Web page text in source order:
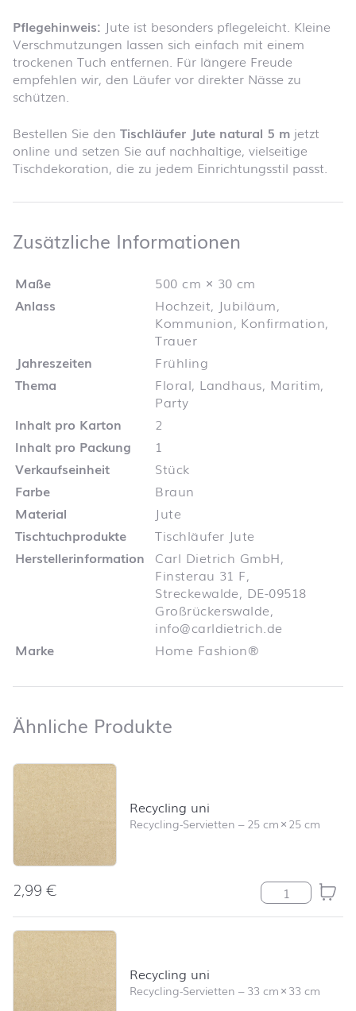
Pflegehinweis: Jute ist besonders pflegeleicht. Kleine
Verschmutzungen lassen sich einfach mit einem
trockenen Tuch entfernen. Für längere Freude
empfehlen wir, den Läufer vor direkter Nässe zu
schützen.
Bestellen Sie den Tischläufer Jute natural 5 m jetzt
online und setzen Sie auf nachhaltige, vielseitige
Tischdekoration, die zu jedem Einrichtungsstil passt.
Zusätzliche Informationen
Maße
500 cm × 30 cm
Anlass
Hochzeit, Jubiläum,
Kommunion, Konfirmation,
Trauer
Jahreszeiten
Frühling
Thema
Floral, Landhaus, Maritim,
Party
Inhalt pro Karton
2
Inhalt pro Packung
1
Verkaufseinheit
Stück
Farbe
Braun
Material
Jute
Tischtuchprodukte
Tischläufer Jute
Herstellerinformation
Carl Dietrich GmbH,
Finsterau 31 F,
Streckewalde, DE-09518
Großrückerswalde,
info@carldietrich.de
Marke
Home Fashion®
Ähnliche Produkte
Produktliste überspringen und zum Filter springen
Recycling uni
Recycling-Servietten –25 cm×25 cm
2,99€ Recycling uni
Recycling uni
Recycling-Servietten –33 cm×33 cm